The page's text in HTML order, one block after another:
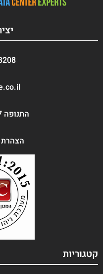
התנופה 7 , פתח תקווה
הצהרת
קטגוריות